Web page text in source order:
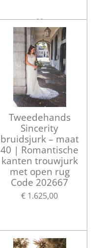
Tweedehands
Sincerity
bruidsjurk – maat
40 | Romantische
kanten trouwjurk
met open rug
Code 202667
€ 1.625,00